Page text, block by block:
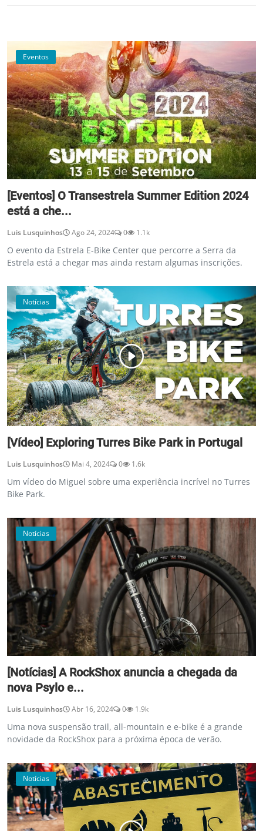
Eventos
[Eventos] O Transestrela Summer Edition 2024
está a che...
Luis Lusquinhos Ago 24, 2024 0 1.1k
O evento da Estrela E-Bike Center que percorre a Serra da
Estrela está a chegar mas ainda restam algumas inscrições.
Notícias
[Vídeo] Exploring Turres Bike Park in Portugal
Luis Lusquinhos Mai 4, 2024 0 1.6k
Um vídeo do Miguel sobre uma experiência incrível no Turres
Bike Park.
Notícias
[Notícias] A RockShox anuncia a chegada da
nova Psylo e...
Luis Lusquinhos Abr 16, 2024 0 1.9k
Uma nova suspensão trail, all-mountain e e-bike é a grande
novidade da RockShox para a próxima época de verão.
Notícias